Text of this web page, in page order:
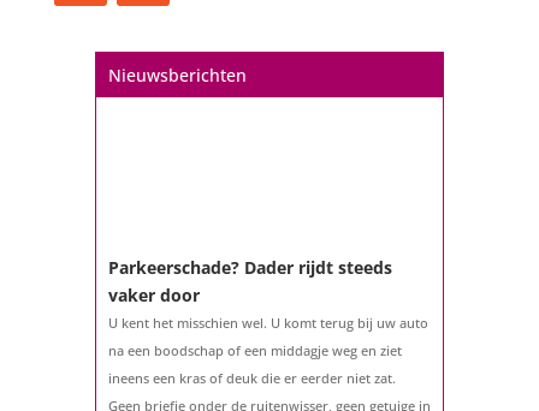
Nieuwsberichten
De woningmarkt is nog steeds in beweging.
of het benutten van uw overwaarde. Maar hoe zit
het eigenlijk met een hypotheek als u 57 jaar of
Parkeerschade? Dader rijdt steeds
vaker door
U kent het misschien wel. U komt terug bij uw auto